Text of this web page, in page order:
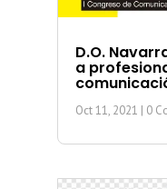
D.O.
a
Oct 11, 2021 | 0